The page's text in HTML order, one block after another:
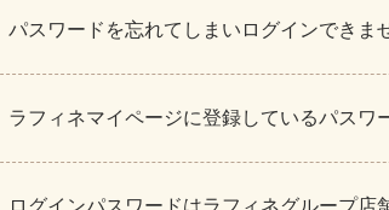
パスワードを忘れてしまいログインできま
ラフィネマイページに登録しているパス
ログインパスワードはラフィネグループ店